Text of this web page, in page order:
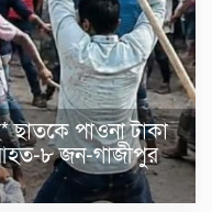
ছাতকে পাওনা টাকা
আহত-৮ জন-গাজীপুর